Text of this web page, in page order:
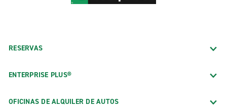
RESERVAS
ENTERPRISE PLUS®
OFICINAS DE ALQUILER DE AUTOS